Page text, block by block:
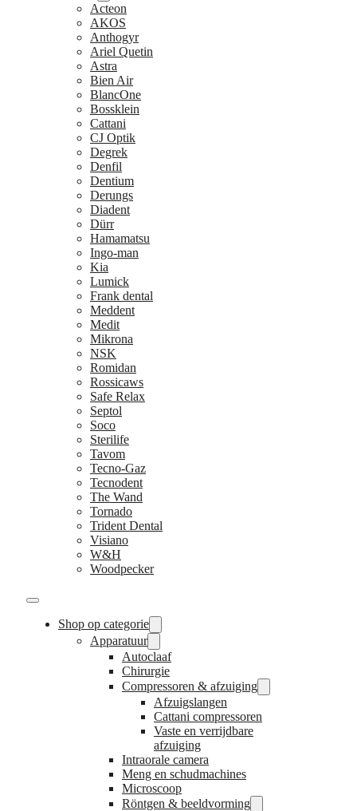
Acteon
AKOS
Anthogyr
Ariel Quetin
Astra
Bien Air
BlancOne
Bossklein
Cattani
CJ Optik
Degrek
Denfil
Dentium
Derungs
Diadent
Dürr
Hamamatsu
Ingo-man
Kia
Lumick
Frank dental
Meddent
Medit
Mikrona
NSK
Romidan
Rossicaws
Safe Relax
Septol
Soco
Sterilife
Tavom
Tecno-Gaz
Tecnodent
The Wand
Tornado
Trident Dental
Visiano
W&H
Woodpecker
Shop op categorie
Apparatuur
Autoclaaf
Chirurgie
Compressoren & afzuiging
Afzuigslangen
Cattani compressoren
Vaste en verrijdbare
afzuiging
Intraorale camera
Meng en schudmachines
Microscoop
Röntgen & beeldvorming